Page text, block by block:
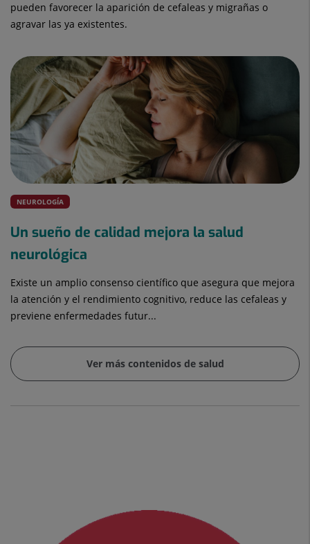
pueden favorecer la aparición de cefaleas y migrañas o
agravar las ya existentes.
Un sueño de calidad mejora la salud
neurológica
Existe un amplio consenso científico que asegura que mejora
la atención y el rendimiento cognitivo, reduce las cefaleas y
previene enfermedades futur...
NEUROLOGÍA
Ver más contenidos de salud